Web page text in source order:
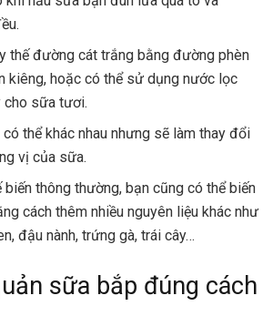
thế đường cát trắng bằng đường phèn
kiêng, hoặc có thể sử dụng nước lọc
cho sữa tươi.
thể khác nhau nhưng sẽ làm thay đổi
vị của sữa.
biến thông thường, bạn cũng có thể biến
cách thêm nhiều nguyên liệu khác như
đậu nành, trứng gà, trái cây…
sữa bắp đúng cách